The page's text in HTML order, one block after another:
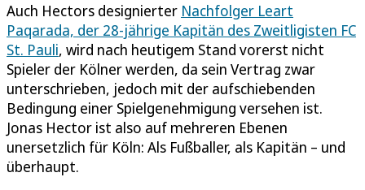
Auch Hectors designierter Nachfolger Leart
Paqarada, der 28-jährige Kapitän des Zweitligisten FC
St. Pauli, wird nach heutigem Stand vorerst nicht
Spieler der Kölner werden, da sein Vertrag zwar
unterschrieben, jedoch mit der aufschiebenden
Bedingung einer Spielgenehmigung versehen ist.
Jonas Hector ist also auf mehreren Ebenen
unersetzlich für Köln: Als Fußballer, als Kapitän – und
überhaupt.